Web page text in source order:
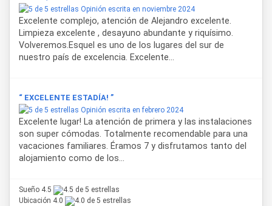
Opinión escrita en noviembre 2024
Excelente complejo, atención de Alejandro excelente.
Limpieza excelente , desayuno abundante y riquísimo.
Volveremos.Esquel es uno de los lugares del sur de
nuestro país de excelencia. Excelente...
“ EXCELENTE ESTADÍA! ”
Opinión escrita en febrero 2024
Excelente lugar! La atención de primera y las instalaciones
son super cómodas. Totalmente recomendable para una
vacaciones familiares. Éramos 7 y disfrutamos tanto del
alojamiento como de los...
Sueño 4.5
Ubicación 4.0